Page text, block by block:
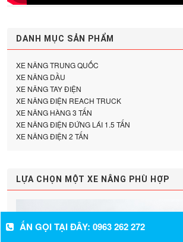
DANH MỤC SẢN PHẨM
XE NÂNG TRUNG QUỐC
XE NÂNG DẦU
XE NÂNG TAY ĐIỆN
XE NÂNG ĐIỆN REACH TRUCK
XE NÂNG HÀNG 3 TẤN
XE NÂNG ĐIỆN ĐỨNG LÁI 1.5 TẤN
XE NÂNG ĐIỆN 2 TẤN
LỰA CHỌN MỘT XE NÂNG PHÙ HỢP
ẤN GỌI TẠI ĐÂY: 0963 262 272